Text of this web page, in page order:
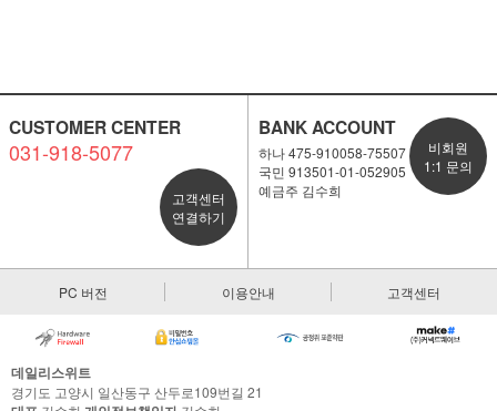
CUSTOMER CENTER
031-918-5077
고객센터
연결하기
BANK ACCOUNT
하나 475-910058-75507
국민 913501-01-052905
예금주 김수희
비회원
1:1 문의
PC 버전 이용안내 고객센터
데일리스위트
경기도 고양시 일산동구 산두로109번길 21